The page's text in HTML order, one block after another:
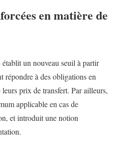
en matière de
un nouveau seuil à partir
répondre à des obligations en
prix de transfert. Par ailleurs,
applicable en cas de
et introduit une notion